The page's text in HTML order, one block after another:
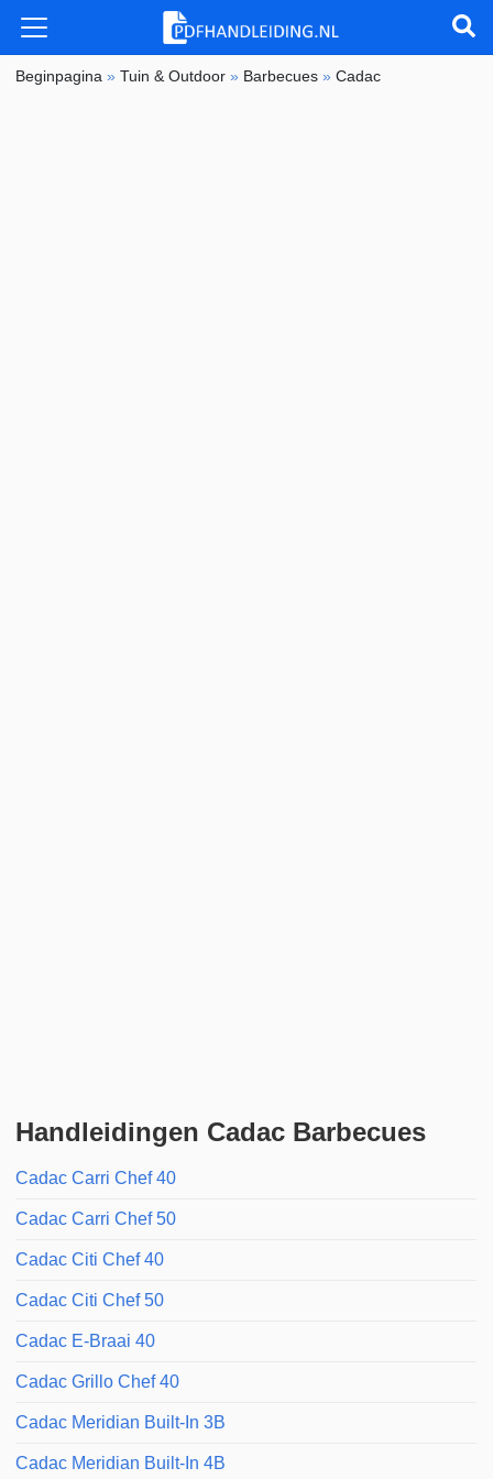
Beginpagina »Tuin & Outdoor » Barbecues »Cadac
Handleidingen Cadac Barbecues
Cadac Carri Chef 40
Cadac Carri Chef 50
Cadac Citi Chef 40
Cadac Citi Chef 50
Cadac E-Braai 40
Cadac Grillo Chef 40
Cadac Meridian Built-In 3B
Cadac Meridian Built-In 4B